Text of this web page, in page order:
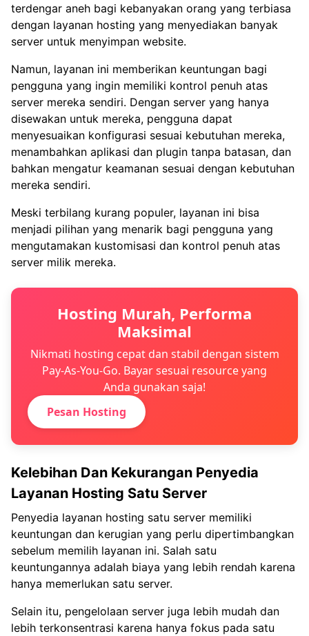
terdengar aneh bagi kebanyakan orang yang terbiasa
dengan layanan hosting yang menyediakan banyak
server untuk menyimpan website.
Namun, layanan ini memberikan keuntungan bagi
pengguna yang ingin memiliki kontrol penuh atas
server mereka sendiri. Dengan server yang hanya
disewakan untuk mereka, pengguna dapat
menyesuaikan konfigurasi sesuai kebutuhan mereka,
menambahkan aplikasi dan plugin tanpa batasan, dan
bahkan mengatur keamanan sesuai dengan kebutuhan
mereka sendiri.
Meski terbilang kurang populer, layanan ini bisa
menjadi pilihan yang menarik bagi pengguna yang
mengutamakan kustomisasi dan kontrol penuh atas
server milik mereka.
Hosting Murah, Performa
Maksimal
Nikmati hosting cepat dan stabil dengan sistem
Pay-As-You-Go. Bayar sesuai resource yang
Anda gunakan saja!
Pesan Hosting
Kelebihan Dan Kekurangan Penyedia
Layanan Hosting Satu Server
Penyedia layanan hosting satu server memiliki
keuntungan dan kerugian yang perlu dipertimbangkan
sebelum memilih layanan ini. Salah satu
keuntungannya adalah biaya yang lebih rendah karena
hanya memerlukan satu server.
Selain itu, pengelolaan server juga lebih mudah dan
lebih terkonsentrasi karena hanya fokus pada satu